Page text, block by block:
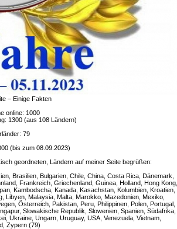
– Einige Fakten
online: 1000
1300 (aus 108 Ländern)
79
(bis zum 08.09.2023)
geordneten, Ländern auf meiner Seite begrüßen:
Brasilien, Bulgarien, Chile, China, Costa Rica, Dänemark,
Frankreich, Griechenland, Guinea, Holland, Hong Kong,
Kambodscha, Kanada, Kasachstan, Kolumbien, Kroatien,
Libyen, Malaysia, Malta, Marokko, Mazedonien, Mexiko,
Österreich, Pakistan, Peru, Philippinen, Polen, Portugal,
Slowakische Republik, Slowenien, Spanien, Südafrika,
Ukraine, Ungarn, Uruguay, USA, Venezuela, Vietnam,
Zypern (79)